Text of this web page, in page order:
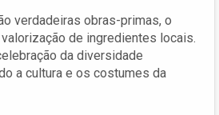
verdadeiras obras-primas, o
de ingredientes locais.
da diversidade
a cultura e os costumes da